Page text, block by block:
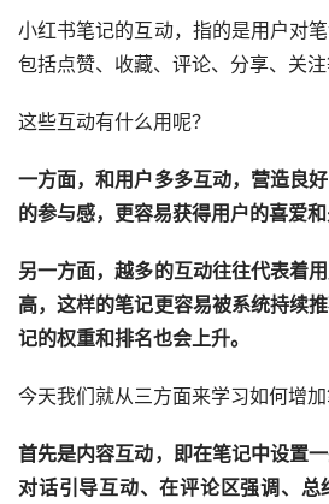
小红书笔记的互动，指的是用户对
包括点赞、收藏、评论、分享、关注
这些互动有什么用呢？
一方面，和用户多多互动，营造良
的参与感，更容易获得用户的喜爱和
另一方面，越多的互动往往代表着
高，这样的笔记更容易被系统持续
记的权重和排名也会上升。
今天我们就从三方面来学习如何增加
首先是内容互动，即在笔记中设置
对话引导互动、在评论区强调、